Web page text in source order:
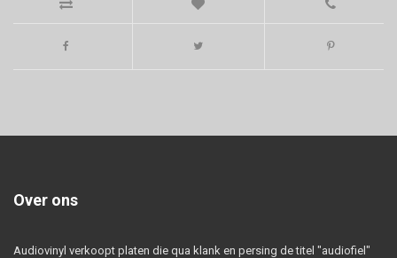
Over ons
Audiovinyl verkoopt platen die qua klank en persing de titel "audiofiel"